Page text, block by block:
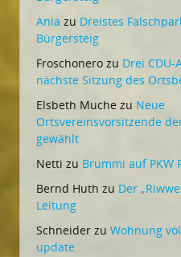
Ania zu Dreistes
Bürgersteig
Froschonero zu Drei
nächste Sitzung des
Elsbeth Muche zu Neue
Ortsvereinsvorsitzende
gewählt
Netti zu Brummi auf PKW
Bernd Huth zu Der
Leitung
Schneider zu Wohnung
update